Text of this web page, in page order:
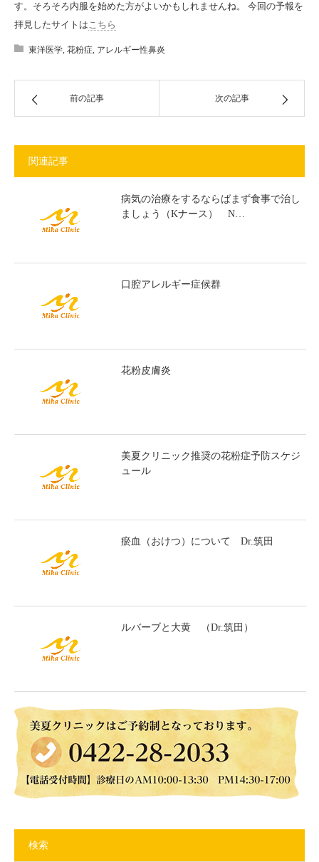
す。そろそろ内服を始めた方がよいかもしれませんね。 今回の予報を
拝見したサイトはこちら
東洋医学, 花粉症, アレルギー性鼻炎
前の記事 次の記事
関連記事
病気の治療をするならばまず食事で治し
ましょう（Kナース） N…
口腔アレルギー症候群
花粉皮膚炎
美夏クリニック推奨の花粉症予防スケジ
ュール
瘀血（おけつ）について Dr.筑田
ルバーブと大黄 （Dr.筑田）
検索